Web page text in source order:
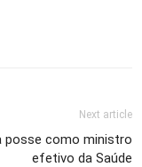
Next article
posse como ministro
efetivo da Saúde